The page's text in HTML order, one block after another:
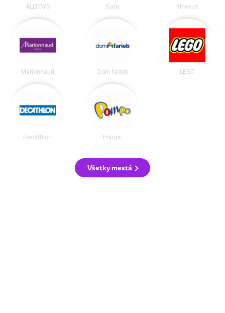
ALLTOYS Baťa Kinekus
Marionnaud Dom farieb LEGO
Decathlon Pompo
Všetky mestá